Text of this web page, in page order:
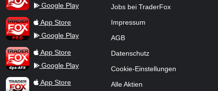
Google Play
TraderFox ProApp Store
Google Play
TraderFox dpa-AFX ProFeed
App Store
Google Play
TraderFox Live Trading
App Store
Jobs bei TraderFox
Impressum
AGB
Datenschutz
Cookie-Einstellungen
Alle Aktien